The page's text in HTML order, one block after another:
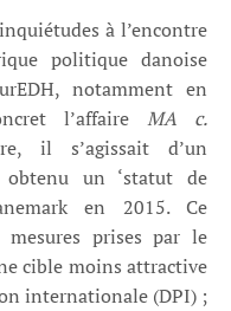
à l’encontre
politique danoise
notamment en
l’affaire MA c.
il s’agissait d’un
un ‘statut de
en 2015. Ce
prises par le
cible moins attractive
internationale (DPI) ;